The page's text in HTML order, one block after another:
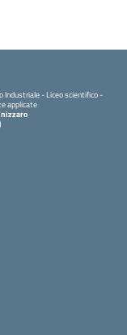
Industriale - Liceo scientifico -
applicate